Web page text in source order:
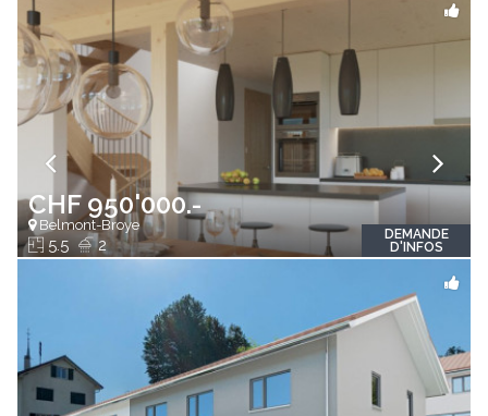
CHF 950'000.-
Belmont-Broye
5.5 2
DEMANDE
D'INFOS